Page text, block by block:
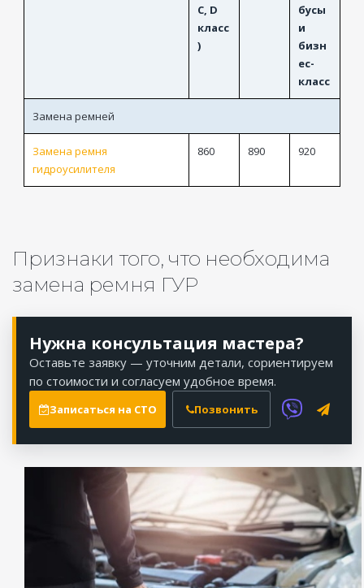
C, D
класс
)
бусы
и
бизн
ес-
класс
Замена ремней
Замена ремня
гидроусилителя
860 890 920
Признаки того, что необходима
замена ремня ГУР
Нужна консультация мастера?
Оставьте заявку — уточним детали, сориентируем
по стоимости и согласуем удобное время.
Записаться на СТО Позвонить